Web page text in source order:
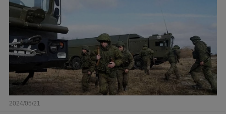
2024/05/21